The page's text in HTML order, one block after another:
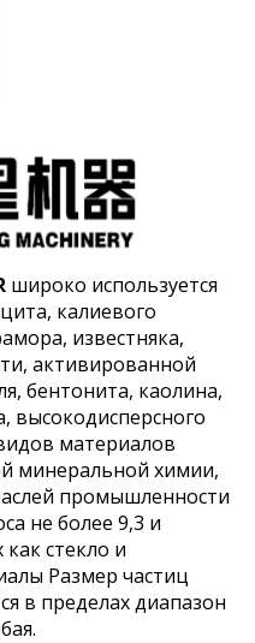
широко используется
калиевого
известняка,
активированной
бентонита, каолина,
высокодисперсного
материалов
минеральной химии,
промышленности
не более 9,3 и
стекло и
Размер частиц
в пределах диапазон